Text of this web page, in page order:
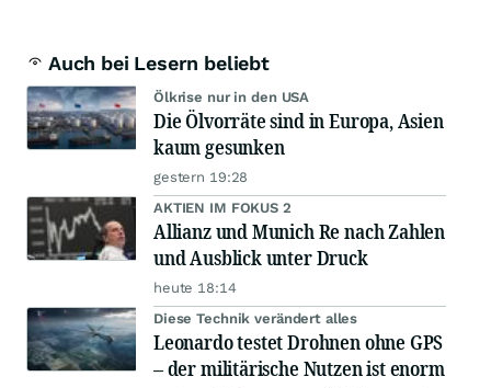
Auch bei Lesern beliebt
Ölkrise nur in den USA
Die Ölvorräte sind in Europa, Asien
kaum gesunken
gestern 19:28
AKTIEN IM FOKUS 2
Allianz und Munich Re nach Zahlen
und Ausblick unter Druck
heute 18:14
Diese Technik verändert alles
Leonardo testet Drohnen ohne GPS
– der militärische Nutzen ist enorm